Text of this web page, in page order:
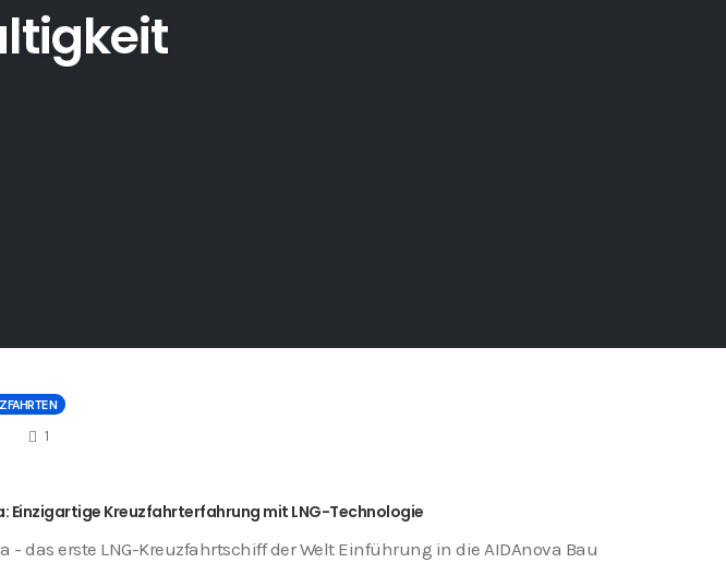
1COMMENTS
Einzigartige Kreuzfahrterfahrung mit LNG-Technologie
- das erste LNG-Kreuzfahrtschiff der Welt Einführung in die AIDAnova Bau